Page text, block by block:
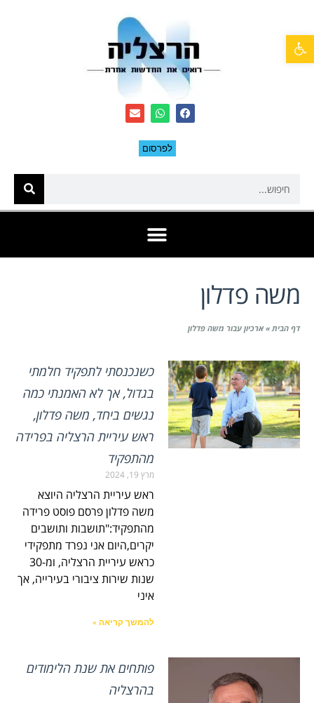
לפרסום
משה פדלון
דף הבית» ארכיון עבור משה פדלון
כשנכנסתי לתפקיד חלמתי
בגדול, אך לא האמנתי כמה
נגשים ביחד, משה פדלון,
ראש עיריית הרצליה בפרידה
מהתפקיד
מרץ 19, 2024
ראש עיריית הרצליה היוצא
משה פדלון פרסם פוסט פרידה
מהתפקיד:"תושבות ותושבים
יקרים,היום אני נפרד מתפקידי
כראש עיריית הרצליה, ומ-30
שנות שירות ציבורי בעירייה, אך
איני
להמשך קריאה »
פותחים את שנת הלימודים
בהרצליה
פתח סרגל נגישות